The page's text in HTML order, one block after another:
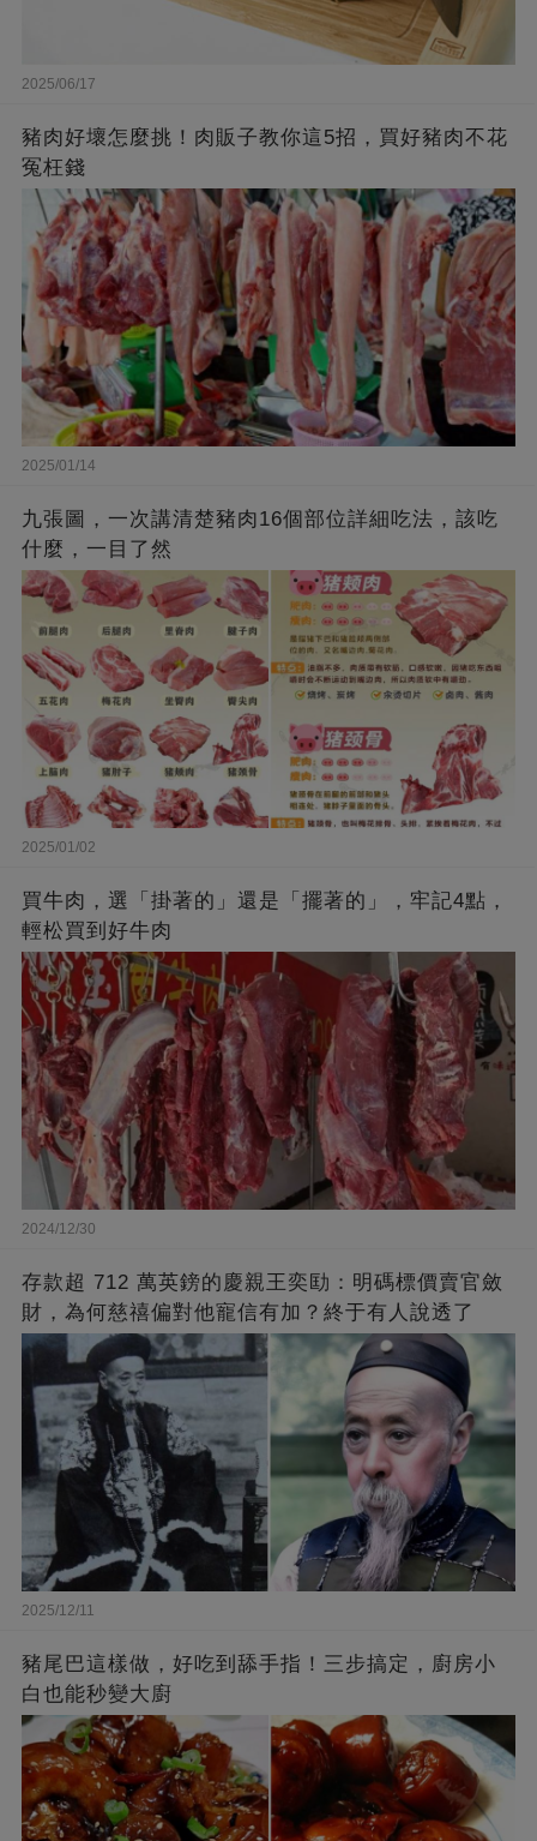
2025/06/17
豬肉好壞怎麼挑！肉販子教你這5招，買好豬肉不花
冤枉錢
2025/01/14
九張圖，一次講清楚​​​豬肉16個部位詳細吃法，該吃
什麼，一目了然
2025/01/02
買牛肉，選「掛著的」還是「擺著的」，牢記4點，
輕松買到好牛肉
2024/12/30
存款超 712 萬英鎊的慶親王奕劻：明碼標價賣官斂
財，為何慈禧偏對他寵信有加？終于有人說透了
2025/12/11
豬尾巴這樣做，好吃到舔手指！三步搞定，廚房小
白也能秒變大廚